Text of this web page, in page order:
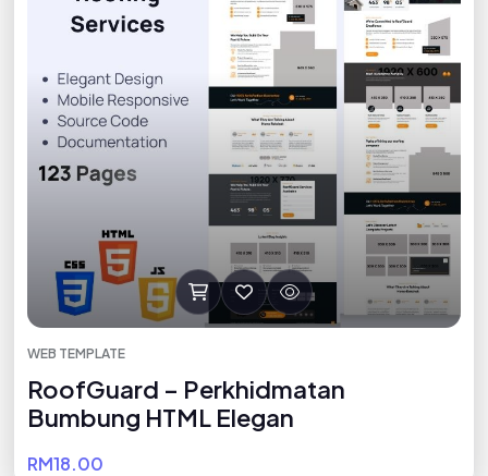
WEB TEMPLATE
RoofGuard – Perkhidmatan
Bumbung HTML Elegan
RM18.00